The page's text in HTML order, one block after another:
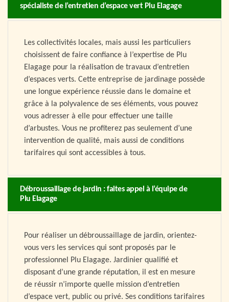
spécialiste de l’entretien d’espace vert Plu Elagage
Les collectivités locales, mais aussi les particuliers
choisissent de faire confiance à l’expertise de Plu
Elagage pour la réalisation de travaux d’entretien
d’espaces verts. Cette entreprise de jardinage possède
une longue expérience réussie dans le domaine et
grâce à la polyvalence de ses éléments, vous pouvez
vous adresser à elle pour effectuer une taille
d’arbustes. Vous ne profiterez pas seulement d’une
intervention de qualité, mais aussi de conditions
tarifaires qui sont accessibles à tous.
Débroussaillage de jardin : faites appel à l’équipe de
Plu Elagage
Pour réaliser un débroussaillage de jardin, orientez-
vous vers les services qui sont proposés par le
professionnel Plu Elagage. Jardinier qualifié et
disposant d’une grande réputation, il est en mesure
de réussir n’importe quelle mission d’entretien
d’espace vert, public ou privé. Ses conditions tarifaires